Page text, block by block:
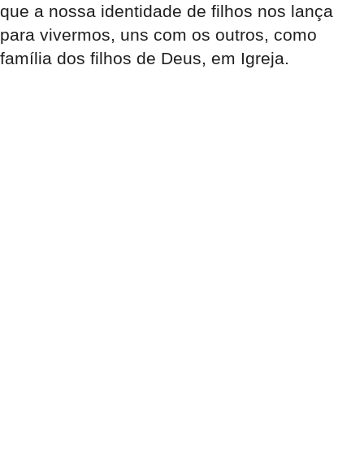
que a nossa identidade de filhos nos lança
para vivermos, uns com os outros, como
família dos filhos de Deus, em Igreja.